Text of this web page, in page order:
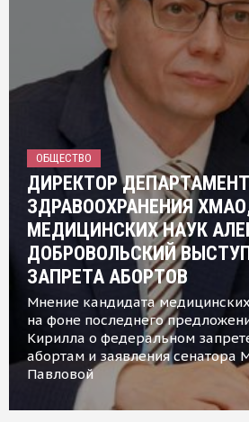
ОБЩЕСТВО
ДИРЕКТОР
ЗДРАВООХРАНЕНИЯ
МЕДИЦИНСКИХ НАУК
ДОБРОВОЛЬСКИЙ
ЗАПРЕТА АБОРТОВ
Мнение кандидата
на фоне последнего
Кирилла о федеральном
абортам и заявления сенатора
Павловой